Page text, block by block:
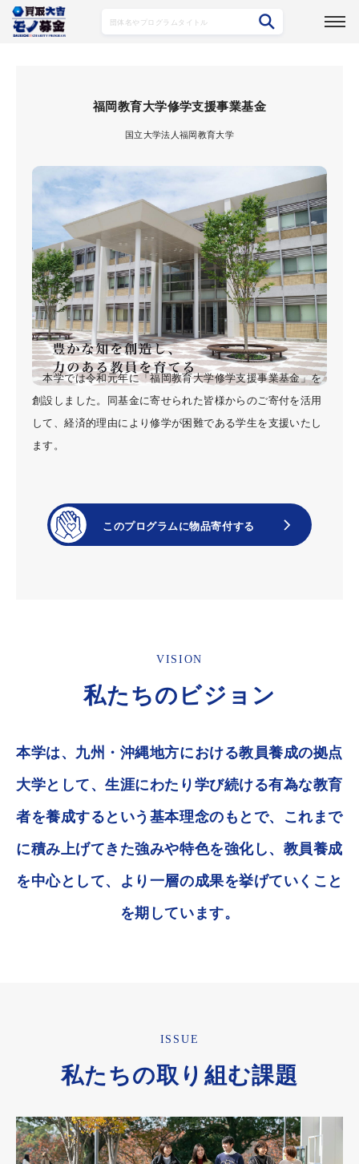
募集プログラム詳細
福岡教育大学修学支援事業基金
国立大学法人福岡教育大学
本学では令和元年に「福岡教育大学修学支援事業基金」を
創設しました。同基金に寄せられた皆様からのご寄付を活用
して、経済的理由により修学が困難である学生を支援いたし
ます。
VISION
私たちのビジョン
本学は、九州・沖縄地方における教員養成の拠点
大学として、生涯にわたり学び続ける有為な教育
者を養成するという基本理念のもとで、これまで
に積み上げてきた強みや特色を強化し、教員養成
を中心として、より一層の成果を挙げていくこと
を期しています。
ISSUE
私たちの取り組む課題